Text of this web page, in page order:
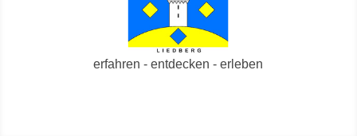
erfahren - entdecken - erleben